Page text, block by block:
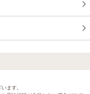
ます。